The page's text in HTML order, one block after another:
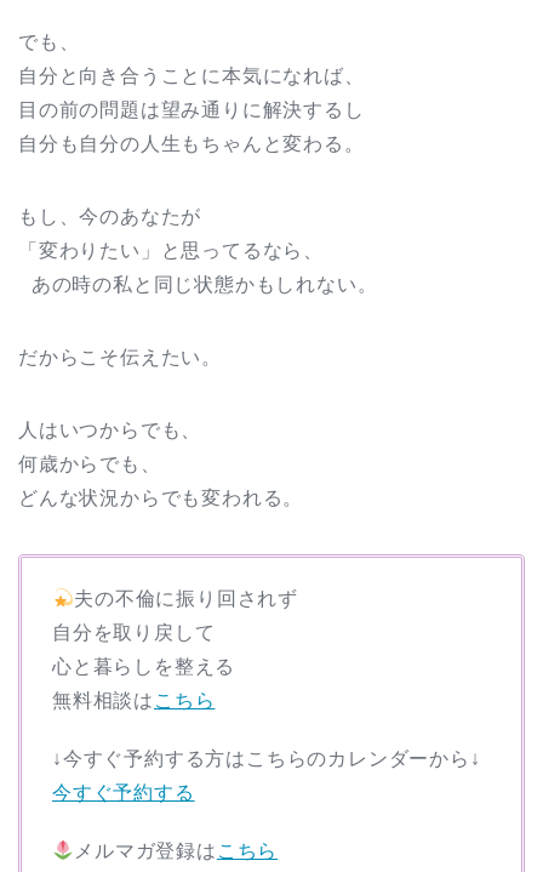
でも、
自分と向き合うことに本気になれば、
目の前の問題は望み通りに解決するし
自分も自分の人生もちゃんと変わる。
もし、今のあなたが
「変わりたい」と思ってるなら、
あの時の私と同じ状態かもしれない。
だからこそ伝えたい。
人はいつからでも、
何歳からでも、
どんな状況からでも変われる。
夫の不倫に振り回されず
自分を取り戻して
心と暮らしを整える
無料相談は こちら
↓今すぐ予約する方はこちらのカレンダーから↓
今すぐ予約する
メルマガ登録は こちら